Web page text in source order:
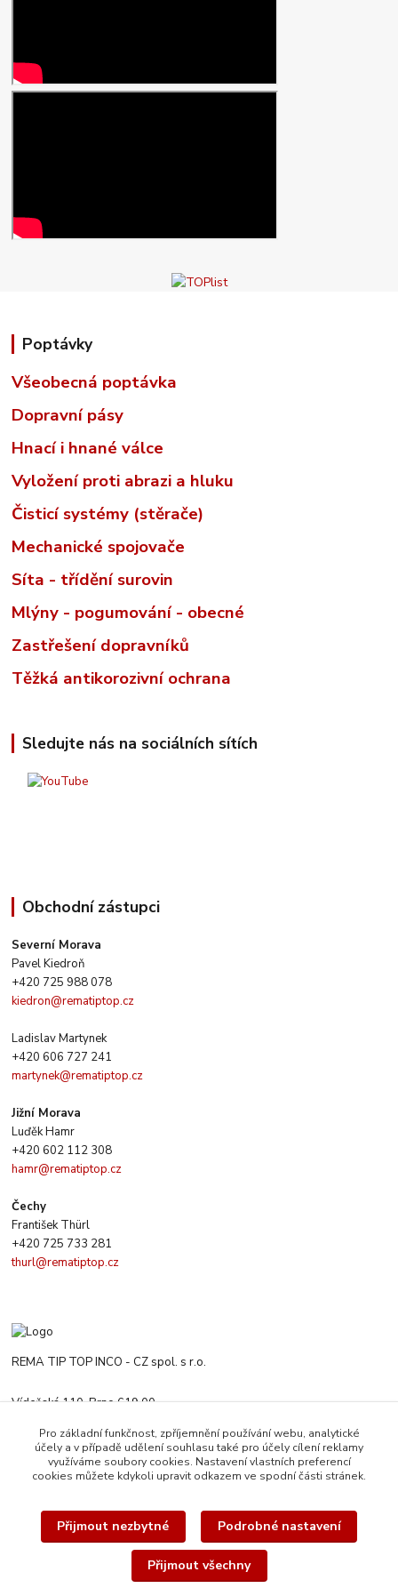
Poptávky
Všeobecná poptávka
Dopravní pásy
Hnací i hnané válce
Vyložení proti abrazi a hluku
Čisticí systémy (stěrače)
Mechanické spojovače
Síta - třídění surovin
Mlýny - pogumování - obecné
Zastřešení dopravníků
Těžká antikorozivní ochrana
Sledujte nás na sociálních sítích
Obchodní zástupci
Severní Morava
Pavel Kiedroň
+420 725 988 078
kiedron@rematiptop.cz
Ladislav Martynek
+420 606 727 241
martynek@rematiptop.cz
Jižní Morava
Luďěk Hamr
+420 602 112 308
hamr@rematiptop.cz
Čechy
František Thürl
+420 725 733 281
thurl@rematiptop.cz
REMA TIP TOP INCO - CZ spol. s r.o.
Vídeňská 110, Brno 619 00
Po-Čt 8:00-16:00 h. Pa 8:00-13:30 h.
rematiptop@rematiptop.cz
© 2026 REMA TIP-TOP INCO-CZ spol. s r.o. | Veškerý obsah této webové
Pro základní funkčnost, zpříjemnění používání webu, analytické
účely a v případě udělení souhlasu také pro účely cílení reklamy
využíváme soubory cookies. Nastavení vlastních preferencí
cookies můžete kdykoli upravit odkazem ve spodní části stránek.
Přijmout nezbytné Podrobné nastavení
Přijmout všechny